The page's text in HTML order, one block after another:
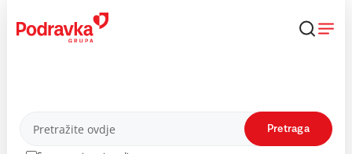
content
Proizvodi Pretraga